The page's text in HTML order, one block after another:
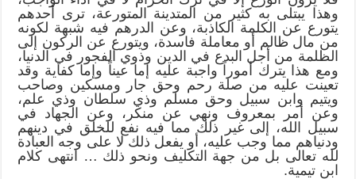
وهذا يبتلى به كثير من المتدينة المتورعة، ترى أحدهم
يتورع عن الكلمة الكاذبة، وعن الدرهم فيه شبهة لكونه
من مال ظالم أو معاملة فاسدة، ويتورع عن الركون إلى
الظلمة من أجل البدع في الدين وذوي الفجور في الدنيا،
ومع هذا يترك أموراً واجبة عليه إما عيناً وإما كفاية وقد
تعينت عليه من صلة رحم وحق جار ومسكين وصاحب
ويتيم وابن سبيل وحق مسلم وذي سلطان وذي علم،
وعن أمر بمعروف ونهي عن منكر، وعن الجهاد في
سبيل الله، إلى غير ذلك مما فيه نفع للخلق في دينهم
ودنياهم مما وجب عليه، أو يفعل ذلك لا على وجه العبادة
لله تعالى بل من جهة التكليف ونحو ذلك … انتهى كلام
ابن تيمية.